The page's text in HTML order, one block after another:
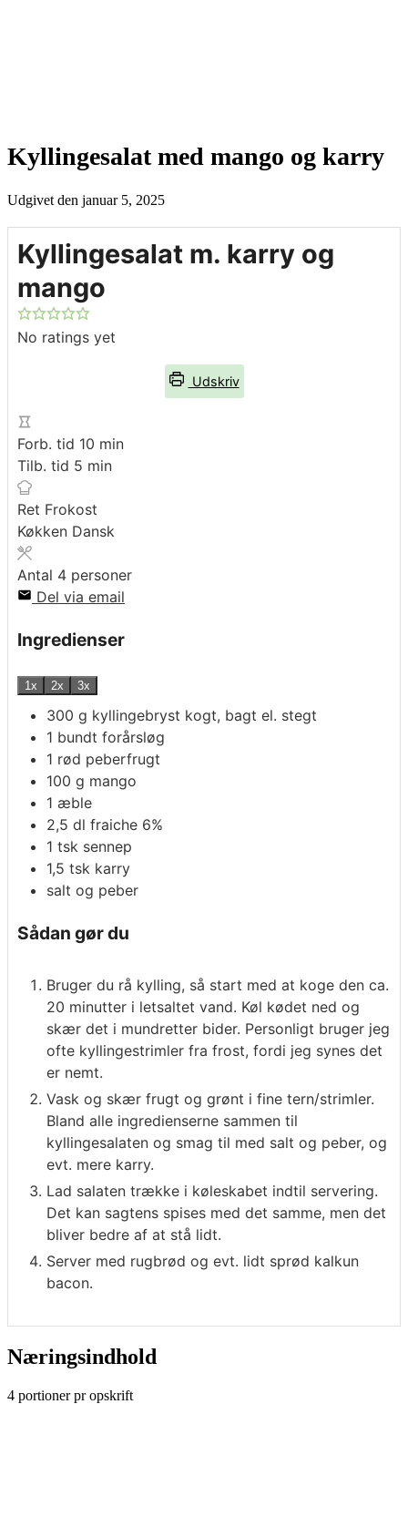
Kyllingesalat med mango og karry
Udgivet den januar 5, 2025
Kyllingesalat m. karry og
mango
No ratings yet
Udskriv
Forb. tid 10 minutter
min
Tilb. tid 5 minutter
min
Ret Frokost
Køkken Dansk
Antal 4 personer
Del via email
Ingredienser
1x 2x 3x
300 g kyllingebryst kogt, bagt el. stegt
1 bundt forårsløg
1 rød peberfrugt
100 g mango
1 æble
2,5 dl fraiche 6%
1 tsk sennep
1,5 tsk karry
salt og peber
Sådan gør du
Bruger du rå kylling, så start med at koge den ca.
20 minutter i letsaltet vand. Køl kødet ned og
skær det i mundretter bider. Personligt bruger jeg
ofte kyllingestrimler fra frost, fordi jeg synes det
er nemt.
Vask og skær frugt og grønt i fine tern/strimler.
Bland alle ingredienserne sammen til
kyllingesalaten og smag til med salt og peber, og
evt. mere karry.
Lad salaten trække i køleskabet indtil servering.
Det kan sagtens spises med det samme, men det
bliver bedre af at stå lidt.
Server med rugbrød og evt. lidt sprød kalkun
bacon.
Næringsindhold
4 portioner pr opskrift